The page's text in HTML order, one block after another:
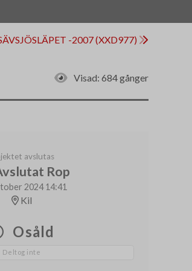
-2007 (XXD977)
Visad: 684 gånger
avslutas
Rop
2024 14:41
Kil
Osåld
Deltog inte